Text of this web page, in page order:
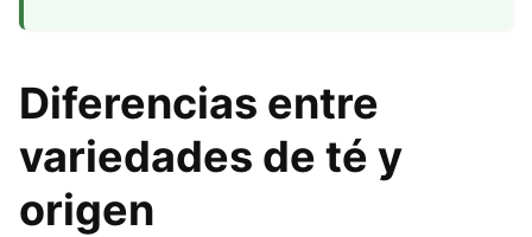
Diferencias entre
variedades de té y
origen